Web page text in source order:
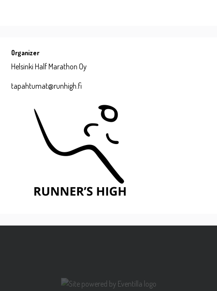
Organizer
Helsinki Half Marathon Oy
tapahtumat@runhigh.fi